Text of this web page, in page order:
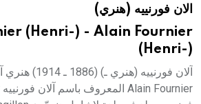
هيئة الموسوعة العربية تطلق موسوعات
الان فورنييه (هنري)
(Henri-) - Alain Fournier
(Henri-)